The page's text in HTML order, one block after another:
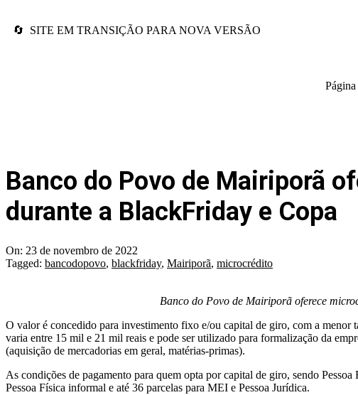
🔄 SITE EM TRANSIÇÃO PARA NOVA VERSÃO
Banco do Povo de Mairiporã
durante a BlackFriday e Copa
On: 23 de novembro de 2022
Tagged: bancodopovo, blackfriday, Mairiporã, microcrédito
Banco do Povo de Mairiporã oferece
O valor é concedido para investimento fixo e/ou capital de giro, com a menor
varia entre 15 mil e 21 mil reais e pode ser utilizado para formalização da
(aquisição de mercadorias em geral, matérias-primas).
As condições de pagamento para quem opta por capital de giro, sendo
Pessoa Física informal e até 36 parcelas para MEI e Pessoa Jurídica.